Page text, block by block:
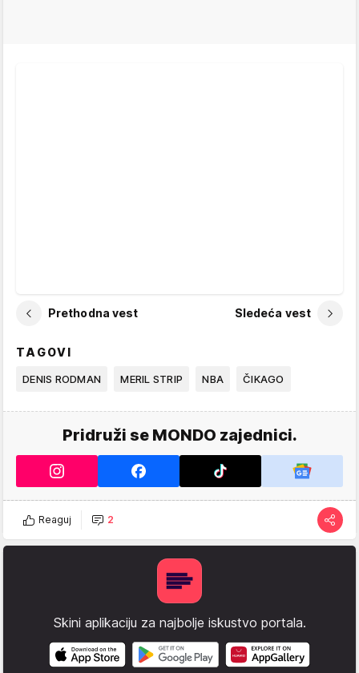
Prethodna vest Sledeća vest
TAGOVI
DENIS RODMAN MERIL STRIP NBA ČIKAGO
Pridruži se MONDO zajednici.
Reaguj 2
Skini aplikaciju za najbolje iskustvo portala.